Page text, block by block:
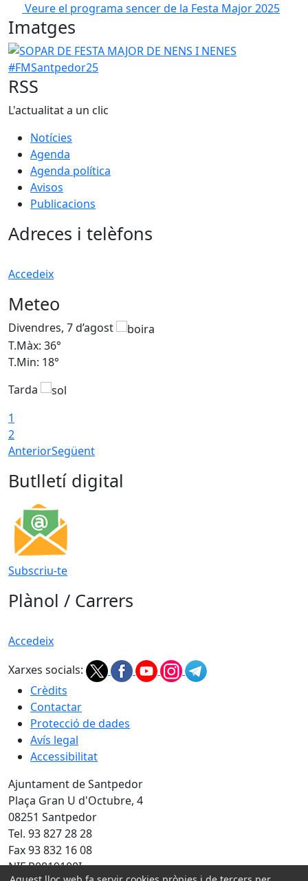
Veure el programa sencer de la Festa Major 2025
Imatges
SOPAR DE FESTA MAJOR DE NENS I NENES
RSS
L'actualitat a un clic
Notícies
Agenda
Agenda política
Avisos
Publicacions
Adreces i telèfons
Accedeix
Meteo
Divendres, 7 d’agost
T.Màx: 36°
T.Min: 18°
Tarda
1
2
AnteriorSegüent
Butlletí digital
Subscriu-te
Plànol / Carrers
Accedeix
Xarxes socials:
Crèdits
Contactar
Protecció de dades
Avís legal
Accessibilitat
Ajuntament de Santpedor
Plaça Gran U d'Octubre, 4
08251 Santpedor
Tel. 93 827 28 28
Fax 93 832 16 08
NIF P0819100I